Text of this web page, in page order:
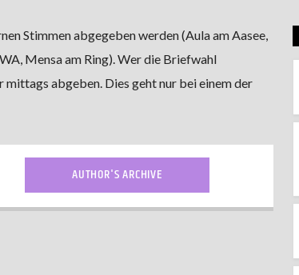
Stimmen abgegeben werden (Aula am Aasee,
Mensa am Ring). Wer die Briefwahl
abgeben. Dies geht nur bei einem der
AUTHOR'S ARCHIVE